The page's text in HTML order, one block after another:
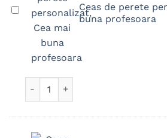
Ceas
Ceas de perete
buna profesoara
Cantitate Ceas de perete